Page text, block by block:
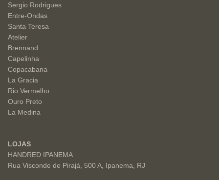
Sergio Rodrigues
Entre-Ondas
Santa Teresa
Atelier
Brennand
Capelinha
Copacabana
La Gracia
Rio Vermelho
Ouro Preto
La Medina
LOJAS
HANDRED IPANEMA
Rua Visconde de Pirajá, 500 A, Ipanema, RJ